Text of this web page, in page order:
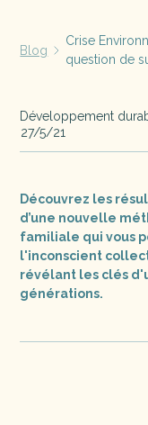
Blog
Crise
question de
Développement
27/5/21
Découvrez les
d’une nouvelle
familiale qui vous
l'inconscient
révélant les clés
générations.